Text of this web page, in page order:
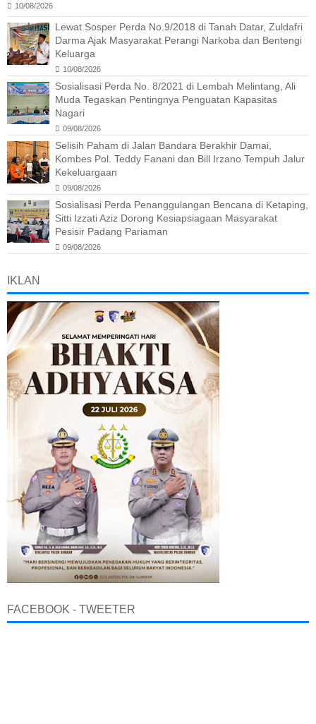
10/08/2026
Lewat Sosper Perda No.9/2018 di Tanah Datar, Zuldafri
Darma Ajak Masyarakat Perangi Narkoba dan Bentengi
Keluarga
10/08/2026
Sosialisasi Perda No. 8/2021 di Lembah Melintang, Ali
Muda Tegaskan Pentingnya Penguatan Kapasitas
Nagari
09/08/2026
Selisih Paham di Jalan Bandara Berakhir Damai,
Kombes Pol. Teddy Fanani dan Bill Irzano Tempuh Jalur
Kekeluargaan
09/08/2026
Sosialisasi Perda Penanggulangan Bencana di Ketaping,
Sitti Izzati Aziz Dorong Kesiapsiagaan Masyarakat
Pesisir Padang Pariaman
09/08/2026
IKLAN
FACEBOOK - TWEETER